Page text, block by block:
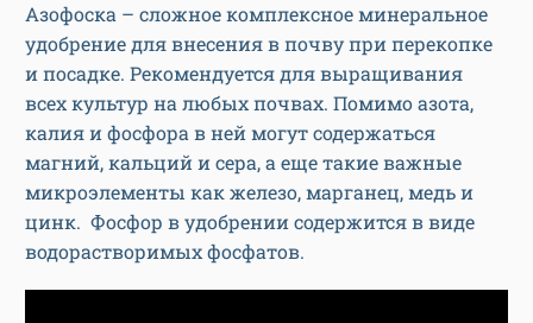
Азофоска – сложное комплексное минеральное
удобрение для внесения в почву при перекопке
и посадке. Рекомендуется для выращивания
всех культур на любых почвах. Помимо азота,
калия и фосфора в ней могут содержаться
магний, кальций и сера, а еще такие важные
микроэлементы как железо, марганец, медь и
цинк. Фосфор в удобрении содержится в виде
водорастворимых фосфатов.